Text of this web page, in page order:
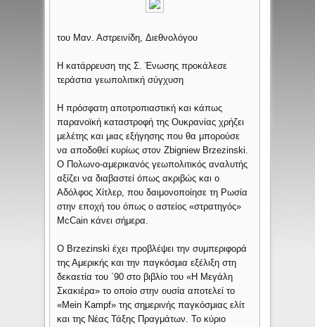
του Μαν. Αστρεινίδη, Διεθνολόγου
Η κατάρρευση της Σ. Ένωσης προκάλεσε
τεράστια γεωπολιτική σύγχυση
Η πρόσφατη αποτροπιαστική και κάπως
παρανοϊκή καταστροφή της Ουκρανίας χρήζει
μελέτης και μιας εξήγησης που θα μπορούσε
να αποδοθεί κυρίως στον Zbigniew Brzezinski.
Ο Πολωνο-αμερικανός γεωπολιτικός αναλυτής
αξίζει να διαβαστεί όπως ακριβώς και ο
Αδόλφος Χίτλερ, που δαιμονοποίησε τη Ρωσία
στην εποχή του όπως ο αστείος «στρατηγός»
McCain κάνει σήμερα.
Ο Brzezinski έχει προβλέψει την συμπεριφορά
της Αμερικής και την παγκόσμια εξέλιξη στη
δεκαετία του ΄90 στο βιβλίο του «Η Μεγάλη
Σκακιέρα» το οποίο στην ουσία αποτελεί το
«Mein Kampf» της σημερινής παγκόσμιας ελίτ
και της Νέας Τάξης Πραγμάτων. Το κύριο